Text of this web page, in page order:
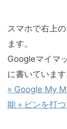
スマホで右上
ます。
Googleマイマ
に書いています
» Google My
能＋ピンを打つ